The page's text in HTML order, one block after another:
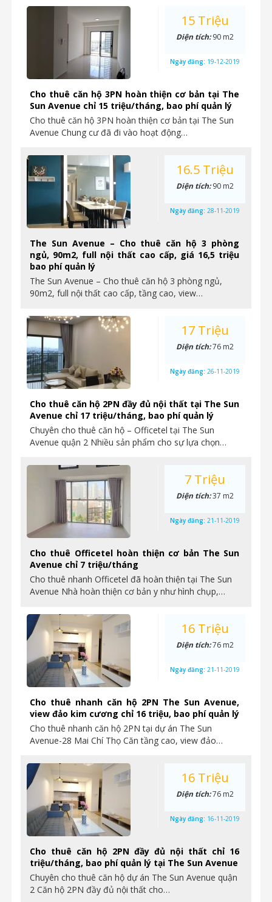
Cho thuê căn hộ 3PN hoàn thiện cơ bản tại The
Sun Avenue chỉ 15 triệu/tháng, bao phí quản lý
Cho thuê căn hộ 3PN hoàn thiện cơ bản tại The Sun
Avenue Chung cư đã đi vào hoạt động…
15 Triệu
Diện tích:90 m2
Ngày đăng: 19-12-2019
The Sun Avenue – Cho thuê căn hộ 3 phòng
ngủ, 90m2, full nội thất cao cấp, giá 16,5 triệu
bao phí quản lý
The Sun Avenue – Cho thuê căn hộ 3 phòng ngủ,
90m2, full nội thất cao cấp, tầng cao, view…
16.5 Triệu
Diện tích:90 m2
Ngày đăng: 28-11-2019
Cho thuê căn hộ 2PN đầy đủ nội thất tại The Sun
Avenue chỉ 17 triệu/tháng, bao phí quản lý
Chuyên cho thuê căn hộ – Officetel tại The Sun
Avenue quận 2 Nhiều sản phẩm cho sự lựa chọn…
17 Triệu
Diện tích:76 m2
Ngày đăng: 26-11-2019
Cho thuê Officetel hoàn thiện cơ bản The Sun
Avenue chỉ 7 triệu/tháng
Cho thuê nhanh Officetel đã hoàn thiện tại The Sun
Avenue Nhà hoàn thiện cơ bản y như hình chụp,…
7 Triệu
Diện tích:37 m2
Ngày đăng: 21-11-2019
Cho thuê nhanh căn hộ 2PN The Sun Avenue,
view đảo kim cương chỉ 16 triệu, bao phí quản lý
Cho thuê nhanh căn hộ 2PN tại dự án The Sun
Avenue-28 Mai Chí Thọ Căn tầng cao, view đảo…
16 Triệu
Diện tích:76 m2
Ngày đăng: 21-11-2019
Cho thuê căn hộ 2PN đầy đủ nội thất chỉ 16
triệu/tháng, bao phí quản lý tại The Sun Avenue
Chuyên cho thuê căn hộ dự án The Sun Avenue quận
2 Căn hộ 2PN đầy đủ nội thất cho…
16 Triệu
Diện tích:76 m2
Ngày đăng: 16-11-2019